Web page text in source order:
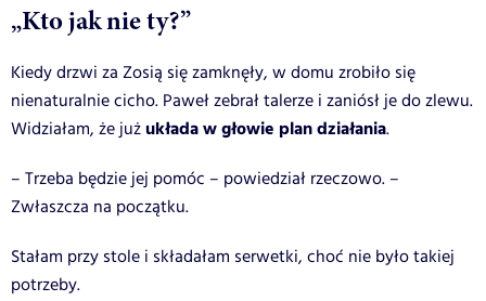
„Kto jak nie ty?”
Kiedy drzwi za Zosią się zamknęły, w domu zrobiło się
nienaturalnie cicho. Paweł zebrał talerze i zaniósł je do zlewu.
Widziałam, że jużukłada w głowie plandziałania.
– Trzeba będzie jej pomóc – powiedział rzeczowo. –
Zwłaszcza na początku.
Stałam przy stole i składałam serwetki, choć nie było takiej
potrzeby.